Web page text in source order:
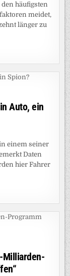
häufigsten
meidet,
länger zu
Auto, ein
einem seiner
Daten
hier Fahrer
Milliarden-